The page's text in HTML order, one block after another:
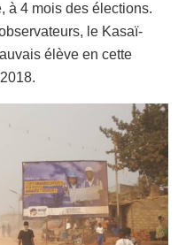
à 4 mois des élections.
le Kasaï-
élève en cette